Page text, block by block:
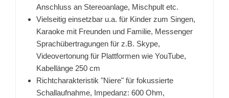
Anschluss an Stereoanlage, Mischpult etc.
Vielseitig einsetzbar u.a. für Kinder zum Singen,
Karaoke mit Freunden und Familie, Messenger
Sprachübertragungen für z.B. Skype,
Videovertonung für Plattformen wie YouTube,
Kabellänge 250 cm
Richtcharakteristik "Niere" für fokussierte
Schallaufnahme, Impedanz: 600 Ohm,